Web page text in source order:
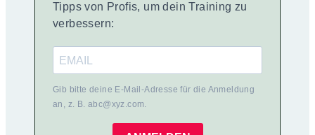
Tipps von Profis, um dein Training zu
verbessern:
Gib bitte deine E-Mail-Adresse für die Anmeldung
an, z. B. abc@xyz.com.